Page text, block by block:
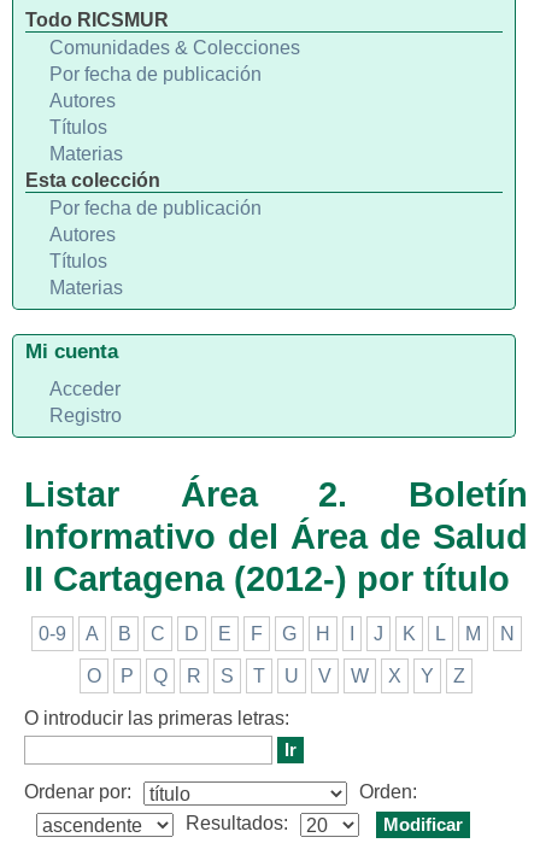
Listar Área 2. Boletín
Informativo del Área de Salud
II Cartagena (2012-) por título
0-9 A B C D E F G H J K L M N
O P Q R S T U V W X Y Z
O introducir las primeras letras:
Ordenar por:
Orden:
Resultados:
Todo RICSMUR
Comunidades & Colecciones
Por fecha de publicación
Autores
Títulos
Materias
Esta colección
Por fecha de publicación
Autores
Títulos
Materias
Mi cuenta
Acceder
Registro